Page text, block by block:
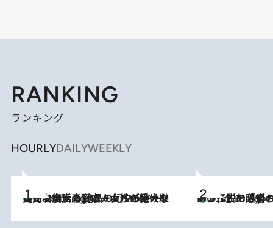
RANKING
ランキング
HOURLYDAILYWEEKLY
2 Hours Ago
【ハワイ土産】ローカルの絶大な支持で復活！ 絶品の幻クッキー《元ファンの日本人女性が受け継いだ名店》 2 Hours Ago
あの伝説の限定トートも！ リニューアルした「ディーン